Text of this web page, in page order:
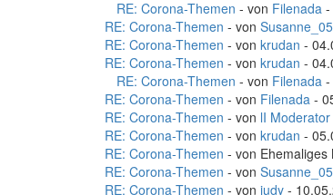
RE: Corona-Themen - von Filenada -
RE: Corona-Themen - von Susanne_05
RE: Corona-Themen - von krudan -
RE: Corona-Themen - von krudan -
RE: Corona-Themen - von Filenada -
RE: Corona-Themen - von Filenada -
RE: Corona-Themen - von lI Moderator
RE: Corona-Themen - von krudan -
RE: Corona-Themen - von Ehemaliges
RE: Corona-Themen - von Susanne_05
RE: Corona-Themen - von judy -